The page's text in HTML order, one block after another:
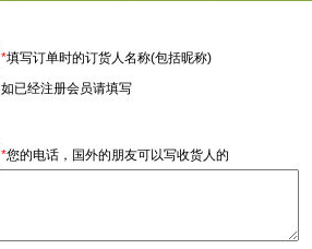
*填写订单时的订货人名称(包括昵称)
如已经注册会员请填写
*您的电话，国外的朋友可以写收货人的